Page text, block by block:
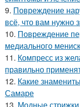
9. Повреждение
всё, что вам нужно
10. Повреждение
медиального
11. Компресс из
правильно
12. Какие
Самаре